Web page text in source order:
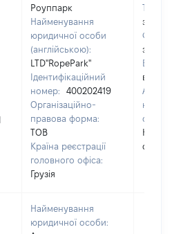
Роуппарк
Найменування
юридичної особи
(англійською):
LTD''RopePark''
Ідентифікаційний
номер:
400202419
Організаційно-
правова форма:
ТОВ
Країна реєстрації
головного офіса:
Грузія
Факс:
Email:
Адреса
оф7
Найменування
юридичної особи: